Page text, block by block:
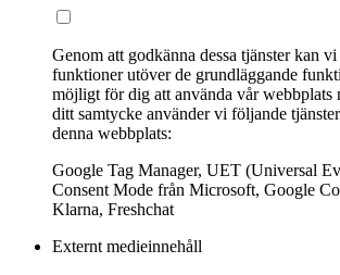
Genom att godkänna dessa tjänster kan
funktioner utöver de grundläggande
möjligt för dig att använda vår webbplats
ditt samtycke använder vi följande
denna webbplats:
Google Tag Manager, UET (Universal
Consent Mode från Microsoft, Google
Klarna, Freshchat
Externt medieinnehåll